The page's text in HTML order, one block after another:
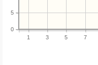
1 3 5 7
0
5